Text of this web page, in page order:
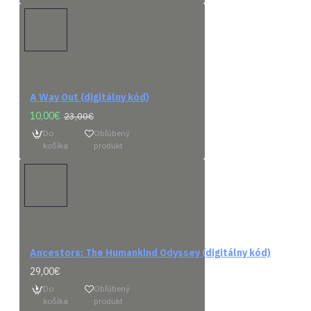
A Way Out (digitálny kód)
10,00€ 23,00€
Do
košíka
Obľúbený
produkt
Ancestors: The Humankind Odyssey (digitálny kód)
29,00€
Do
košíka
Obľúbený
produkt